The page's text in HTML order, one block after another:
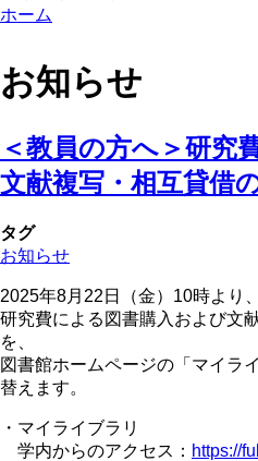
ホーム
お知らせ
＜教員の方へ＞研究
文献複写・相互貸借
タグ
お知らせ
2025年8月22日（金）10時より、
研究費による図書購入および文
を、
図書館ホームページの「マイラ
替えます。
・マイライブラリ
学内からのアクセス： https://